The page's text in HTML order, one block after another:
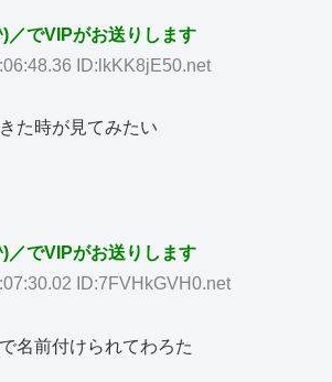
／でVIPがお送りします
ID:lkKK8jE50.net
た時が見てみたい
／でVIPがお送りします
ID:7FVHkGVH0.net
名前付けられてわろた